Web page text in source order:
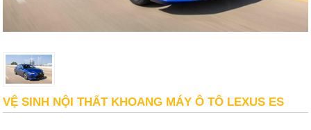
VỆ SINH NỘI THẤT KHOANG MÁY Ô TÔ LEXUS ES